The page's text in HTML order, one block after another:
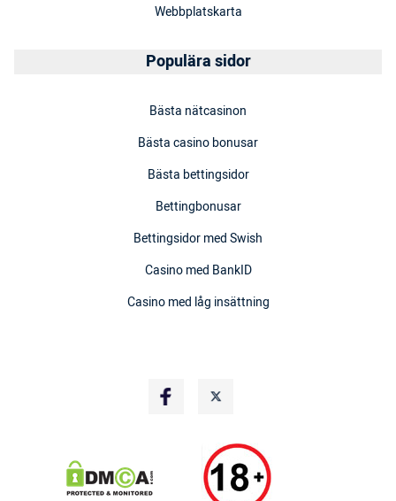
Webbplatskarta
Populära sidor
Bästa nätcasinon
Bästa casino bonusar
Bästa bettingsidor
Bettingbonusar
Bettingsidor med Swish
Casino med BankID
Casino med låg insättning